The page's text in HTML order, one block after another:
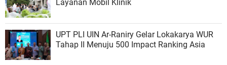
Layanan Mobil Klinik
UPT PLI UIN Ar-Raniry Gelar Lokakarya WUR
Tahap II Menuju 500 Impact Ranking Asia